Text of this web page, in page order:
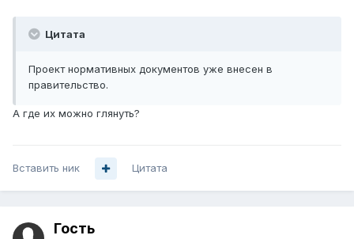
Цитата
Проект нормативных документов уже внесен в
правительство.
А где их можно глянуть?
Вставить ник Цитата
Гость